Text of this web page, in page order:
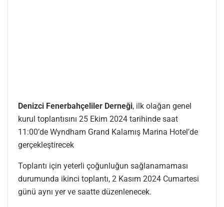
Denizci Fenerbahçeliler Derneği, ilk olağan genel
kurul toplantısını 25 Ekim 2024 tarihinde saat
11:00’de Wyndham Grand Kalamış Marina Hotel’de
gerçekleştirecek
Toplantı için yeterli çoğunluğun sağlanamaması
durumunda ikinci toplantı, 2 Kasım 2024 Cumartesi
günü aynı yer ve saatte düzenlenecek.